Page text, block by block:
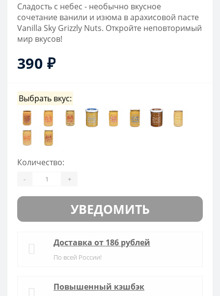
Сладость с небес - необычно вкусное
сочетание ванили и изюма в арахисовой пасте
Vanilla Sky Grizzly Nuts. Откройте неповторимый
мир вкусов!
390 ₽
Выбрать вкус:
Количество:
- +
УВЕДОМИТЬ
Доставка от 186 рублей
По всей России!
Повышенный кэшбэк